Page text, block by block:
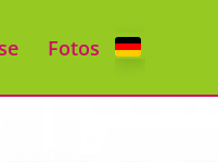
Fotos